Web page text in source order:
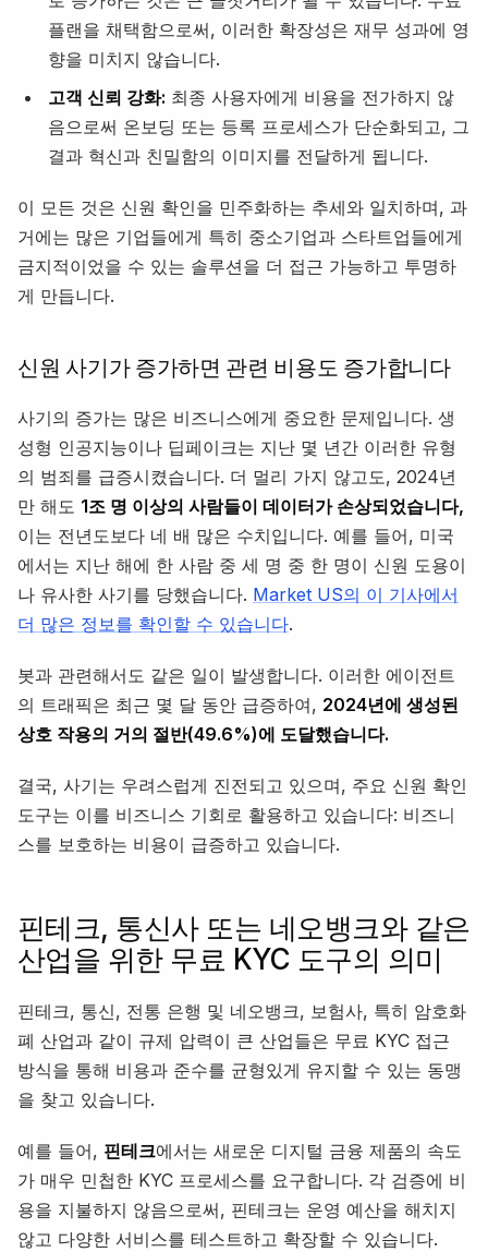
플랜을 채택함으로써, 이러한 확장성은 재무 성과에 영
향을 미치지 않습니다.
고객 신뢰 강화: 최종 사용자에게 비용을 전가하지 않
음으로써 온보딩 또는 등록 프로세스가 단순화되고, 그
결과 혁신과 친밀함의 이미지를 전달하게 됩니다.
이 모든 것은 신원 확인을 민주화하는 추세와 일치하며, 과
거에는 많은 기업들에게 특히 중소기업과 스타트업들에게
금지적이었을 수 있는 솔루션을 더 접근 가능하고 투명하
게 만듭니다.
신원 사기가 증가하면 관련 비용도 증가합니다
사기의 증가는 많은 비즈니스에게 중요한 문제입니다. 생
성형 인공지능이나 딥페이크는 지난 몇 년간 이러한 유형
의 범죄를 급증시켰습니다. 더 멀리 가지 않고도, 2024년
만 해도 1조 명 이상의 사람들이 데이터가 손상되었습니다,
이는 전년도보다 네 배 많은 수치입니다. 예를 들어, 미국
에서는 지난 해에 한 사람 중 세 명 중 한 명이 신원 도용이
나 유사한 사기를 당했습니다. Market US의 이 기사에서
더 많은 정보를 확인할 수 있습니다.
봇과 관련해서도 같은 일이 발생합니다. 이러한 에이전트
의 트래픽은 최근 몇 달 동안 급증하여, 2024년에 생성된
상호 작용의 거의 절반(49.6%)에 도달했습니다.
결국, 사기는 우려스럽게 진전되고 있으며, 주요 신원 확인
도구는 이를 비즈니스 기회로 활용하고 있습니다: 비즈니
스를 보호하는 비용이 급증하고 있습니다.
핀테크, 통신사 또는 네오뱅크와 같은
산업을 위한 무료 KYC 도구의 의미
핀테크, 통신, 전통 은행 및 네오뱅크, 보험사, 특히 암호화
폐 산업과 같이 규제 압력이 큰 산업들은 무료 KYC 접근
방식을 통해 비용과 준수를 균형있게 유지할 수 있는 동맹
을 찾고 있습니다.
예를 들어, 핀테크에서는 새로운 디지털 금융 제품의 속도
가 매우 민첩한 KYC 프로세스를 요구합니다. 각 검증에 비
용을 지불하지 않음으로써, 핀테크는 운영 예산을 해치지
않고 다양한 서비스를 테스트하고 확장할 수 있습니다.